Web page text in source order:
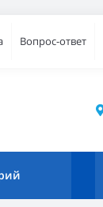
Вопрос-ответ